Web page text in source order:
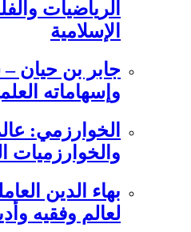
الرياضيات
الإسلامية
جابر بن حيان –
وإسهاماته
الخوارزمي:
والخوارزميات
بهاء الدين
لعالم وفقيه